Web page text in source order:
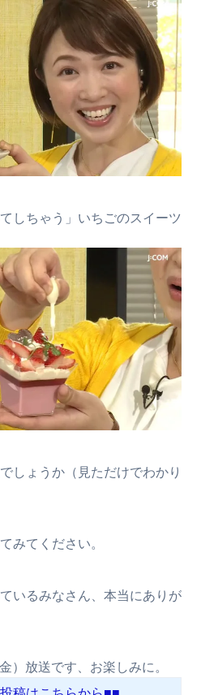
しちゃう」いちごのスイーツ
しょうか（見ただけでわかり
みてください。
いるみなさん、本当にありが
）放送です、お楽しみに。